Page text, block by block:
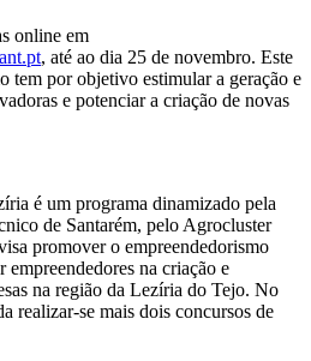
online em
, até ao dia 25 de novembro. Este
tem por objetivo estimular a geração e
e potenciar a criação de novas
é um programa dinamizado pela
de Santarém, pelo Agrocluster
promover o empreendedorismo
na criação e
na região da Lezíria do Tejo. No
realizar-se mais dois concursos de